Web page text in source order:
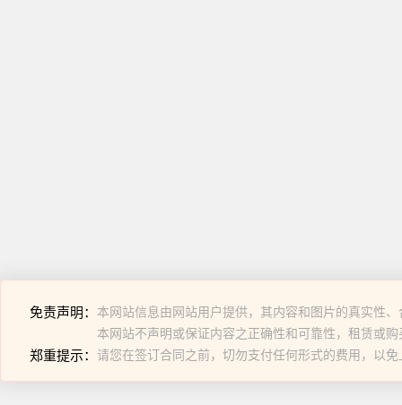
免责声明： 本网站信息由网站用户提供，其内容和图片的真实性
本网站不声明或保证内容之正确性和可靠性，租赁或
郑重提示： 请您在签订合同之前，切勿支付任何形式的费用，以免